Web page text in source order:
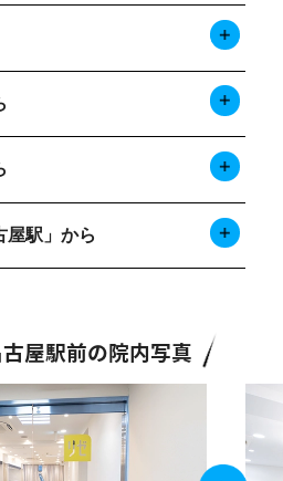
屋駅」から
屋駅前の院内写真